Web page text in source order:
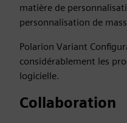
matière de
personnalisation de
Polarion Variant
considérablement les
logicielle.
Collaboration